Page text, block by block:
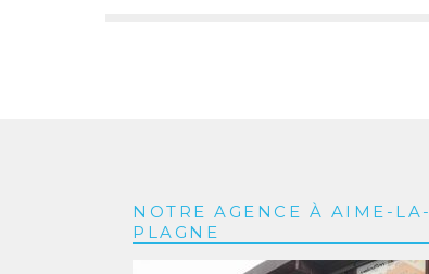
NOTRE AGENCE À AIME-LA-
PLAGNE